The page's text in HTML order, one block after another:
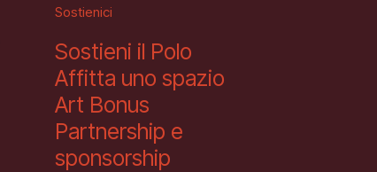
Sostienici
Sostieni il Polo
Affitta uno spazio
Art Bonus
Partnership e
sponsorship